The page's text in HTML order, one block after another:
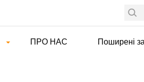
ПРО НАС Поширені